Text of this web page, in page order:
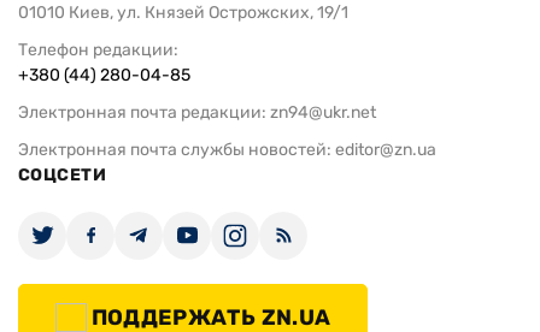
01010 Киев, ул. Князей Острожских, 19/1
Телефон редакции:
+380 (44) 280-04-85
Электронная почта редакции: zn94@ukr.net
Электронная почта службы новостей: editor@zn.ua
СОЦСЕТИ
ПОДДЕРЖАТЬ ZN.UA